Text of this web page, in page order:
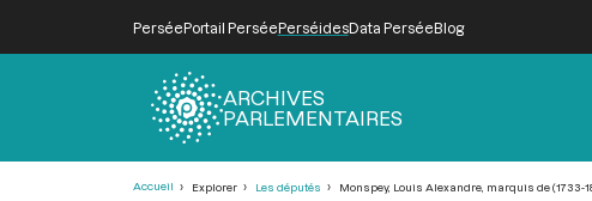
PerséePortail PerséePerséidesData PerséeBlog
ARCHIVES
PARLEMENTAIRES
Accueil Explorer Les députés Monspey, Louis Alexandre, marquis de (1733-